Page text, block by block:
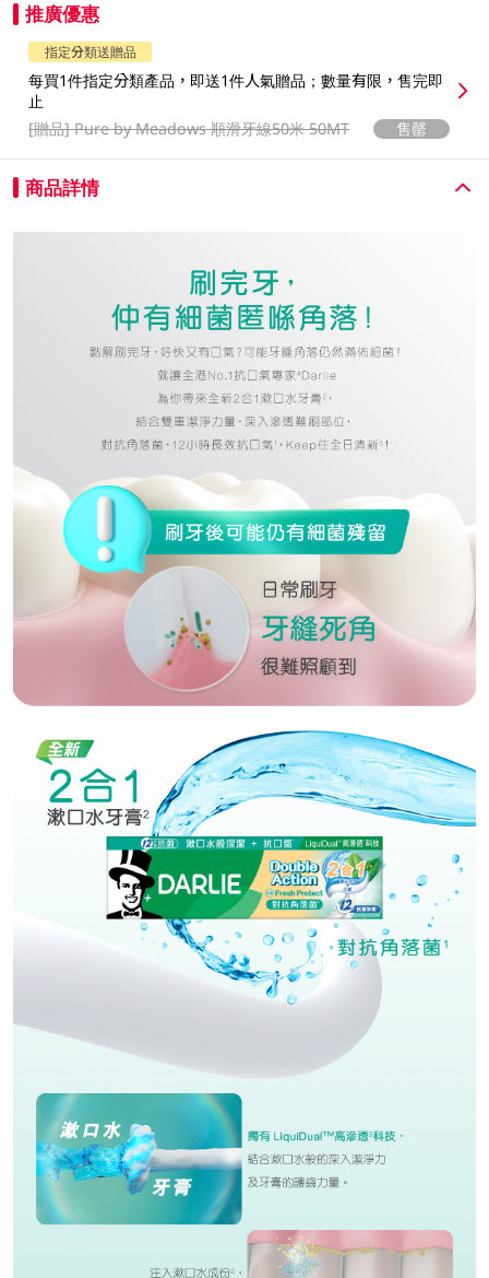
推廣優惠
指定分類送贈品
每買1件指定分類產品，即送1件人氣贈品；數量有限，售完即
止
[贈品]Pure by Meadows 順滑牙線50米 50MT 售罄
商品詳情